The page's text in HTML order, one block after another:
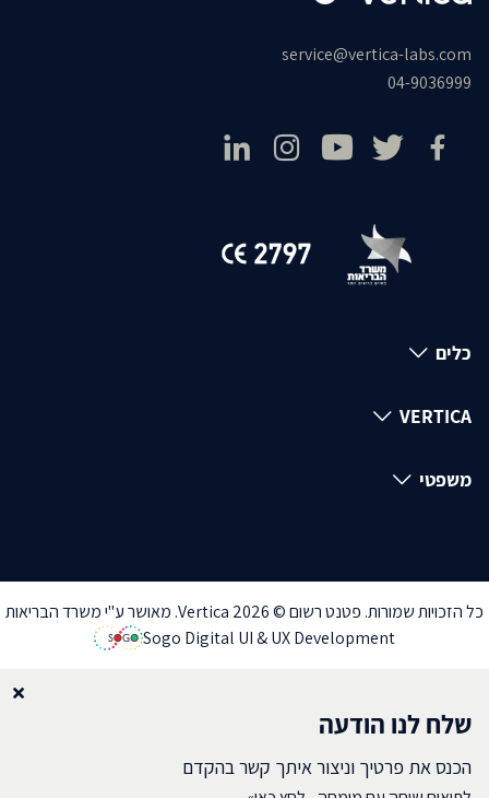
service@vertica-labs.com
04-9036999
כלים
VERTICA
משפטי
כל הזכויות שמורות. פטנט רשום © Vertica 2026. מאושר ע"י משרד הבריאות
Sogo Digital UI & UX Development
שלח לנו הודעה
הכנס את פרטיך וניצור איתך קשר בהקדם